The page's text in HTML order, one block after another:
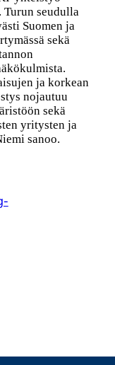
seudulla
Suomen ja
sekä
ja korkean
nojautuu
sekä
yritysten ja
sanoo.